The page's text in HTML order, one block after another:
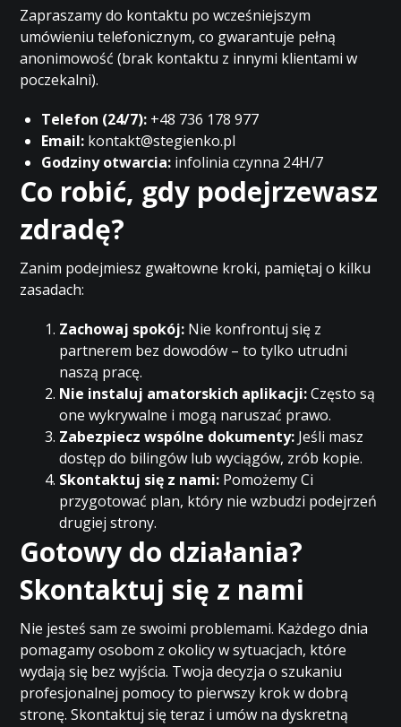
Zapraszamy do kontaktu po wcześniejszym
umówieniu telefonicznym, co gwarantuje pełną
anonimowość (brak kontaktu z innymi klientami w
poczekalni).
Telefon (24/7): +48 736 178 977
Email: kontakt@stegienko.pl
Godziny otwarcia: infolinia czynna 24H/7
Co robić, gdy podejrzewasz
zdradę?
Zanim podejmiesz gwałtowne kroki, pamiętaj o kilku
zasadach:
Zachowaj spokój: Nie konfrontuj się z
partnerem bez dowodów – to tylko utrudni
naszą pracę.
Nie instaluj amatorskich aplikacji:Często są
one wykrywalne i mogą naruszać prawo.
Zabezpiecz wspólne dokumenty: Jeśli masz
dostęp do bilingów lub wyciągów, zrób kopie.
Skontaktuj się z nami: Pomożemy Ci
przygotować plan, który nie wzbudzi podejrzeń
drugiej strony.
Gotowy do działania?
Skontaktuj się z nami
Nie jesteś sam ze swoimi problemami. Każdego dnia
pomagamy osobom z okolicy w sytuacjach, które
wydają się bez wyjścia. Twoja decyzja o szukaniu
profesjonalnej pomocy to pierwszy krok w dobrą
stronę. Skontaktuj się teraz i umów na dyskretną